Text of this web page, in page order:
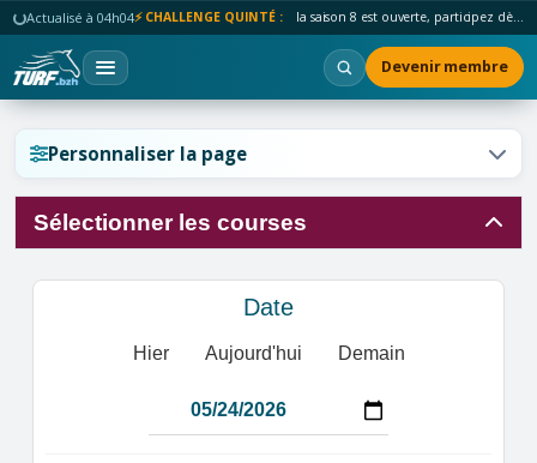
Actualisé à 04h04⚡ CHALLENGE QUINTÉ : la saison 8 est ouverte, participez dès maintenant !
Devenir membre
Personnaliser la page
Sélectionner les courses
Date
Hier Aujourd'hui Demain
Réinitialiser l'affichage ?
Réinitialiser